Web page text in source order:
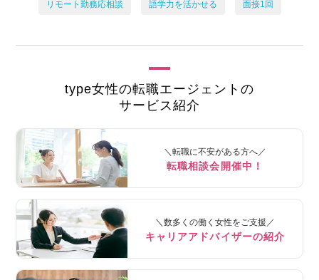
リモート勤務応相談 語学力を活かせる 面接1回
type女性の転職エージェントの
サービス紹介
＼転職に不安がある方へ／
転職相談会開催中！
＼数多くの働く女性をご支援／
キャリアアドバイザーの紹介